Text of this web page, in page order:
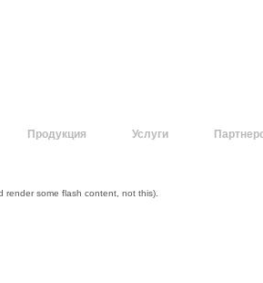
Продукция Услуги
render some flash content, not this).